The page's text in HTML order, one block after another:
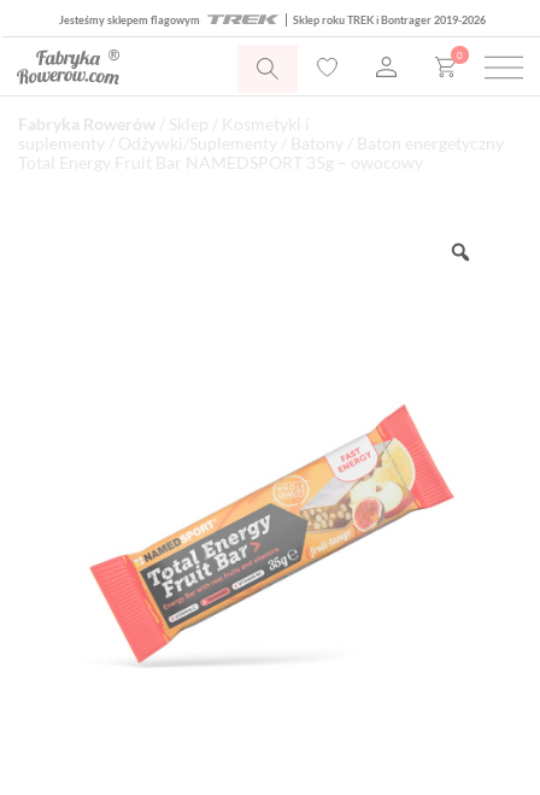
Jesteśmy sklepem flagowym Sklep roku TREK i Bontrager 2019-2026
0
Fabryka Rowerów Sklep
Kosmetyki i
suplementy
Odżywki/Suplementy Batony
/ Baton energetyczny
Total Energy Fruit Bar NAMEDSPORT 35g – owocowy